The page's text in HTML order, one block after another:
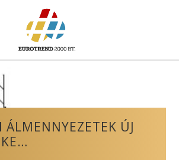
ÁLMENNYEZETEK ÚJ